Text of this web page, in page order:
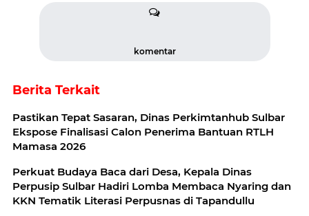
komentar
Berita Terkait
Pastikan Tepat Sasaran, Dinas Perkimtanhub Sulbar
Ekspose Finalisasi Calon Penerima Bantuan RTLH
Mamasa 2026
Perkuat Budaya Baca dari Desa, Kepala Dinas
Perpusip Sulbar Hadiri Lomba Membaca Nyaring dan
KKN Tematik Literasi Perpusnas di Tapandullu